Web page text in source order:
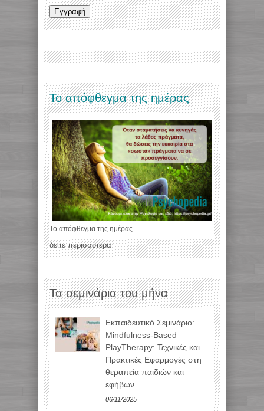
Το απόφθεγμα της ημέρας
Το απόφθεγμα της ημέρας
δείτε περισσότερα
Τα σεμινάρια του μήνα
Εκπαιδευτικό Σεμινάριο:
Mindfulness-Based
PlayTherapy: Τεχνικές και
Πρακτικές Εφαρμογές στη
θεραπεία παιδιών και
εφήβων
06/11/2025